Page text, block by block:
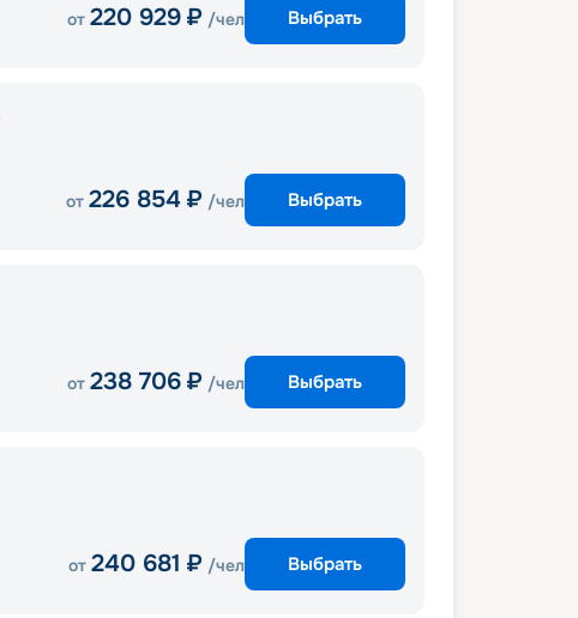
от 220 929 ₽ /чел Выбрать
от 226 854 ₽ /чел Выбрать
от 238 706 ₽ /чел Выбрать
от 240 681 ₽ /чел Выбрать